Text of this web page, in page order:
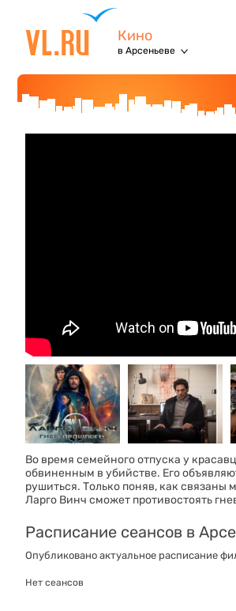
Кино
в Арсеньеве
Во время семейного отпуска у
обвиненным в убийстве. Его
рушиться. Только поняв, как
Ларго Винч сможет противостоять
Расписание сеансов в
Опубликовано актуальное расписание
Нет сеансов